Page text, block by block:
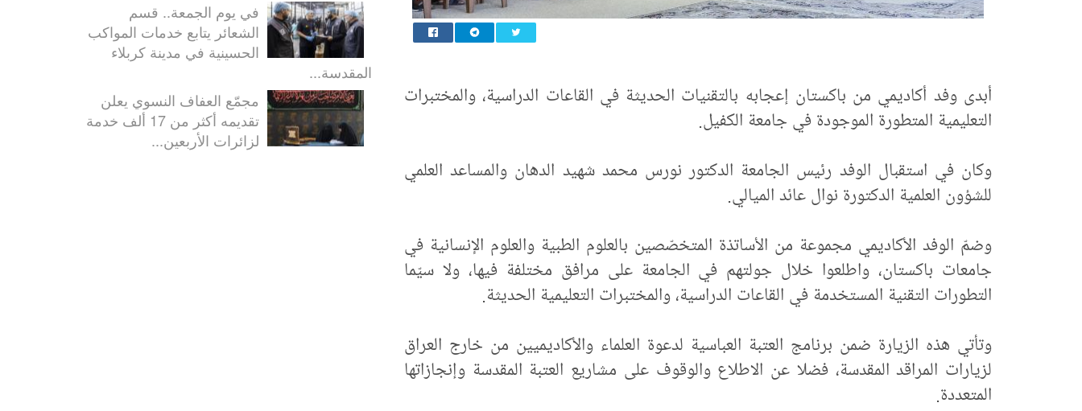
أبدى وفد أكاديمي من باكستان إعجابه بالتقنيات الحديثة في القاعات الدراسية، والمختبرات
التعليمية المتطورة الموجودة في جامعة الكفيل.
وكان في استقبال الوفد رئيس الجامعة الدكتور نورس محمد شهيد الدهان والمساعد العلمي
للشؤون العلمية الدكتورة نوال عائد الميالي.
وضمّ الوفد الأكاديمي مجموعة من الأساتذة المتخصّصين بالعلوم الطبية والعلوم الإنسانية في
جامعات باكستان، واطلعوا خلال جولتهم في الجامعة على مرافق مختلفة فيها، ولا سيّما
التطورات التقنية المستخدمة في القاعات الدراسية، والمختبرات التعليمية الحديثة.
وتأتي هذه الزيارة ضمن برنامج العتبة العباسية لدعوة العلماء والأكاديميين من خارج العراق
لزيارات المراقد المقدسة، فضلا عن الاطلاع والوقوف على مشاريع العتبة المقدسة وإنجازاتها
المتعددة.
في يوم الجمعة.. قسم
الشعائر يتابع خدمات المواكب
الحسينية في مدينة كربلاء
المقدسة...
مجمّع العفاف النسوي يعلن
تقديمه أكثر من 17 ألف خدمة
لزائرات الأربعين...